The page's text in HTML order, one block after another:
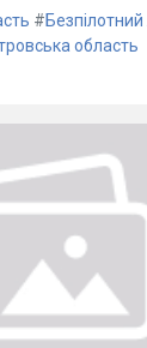
#
область